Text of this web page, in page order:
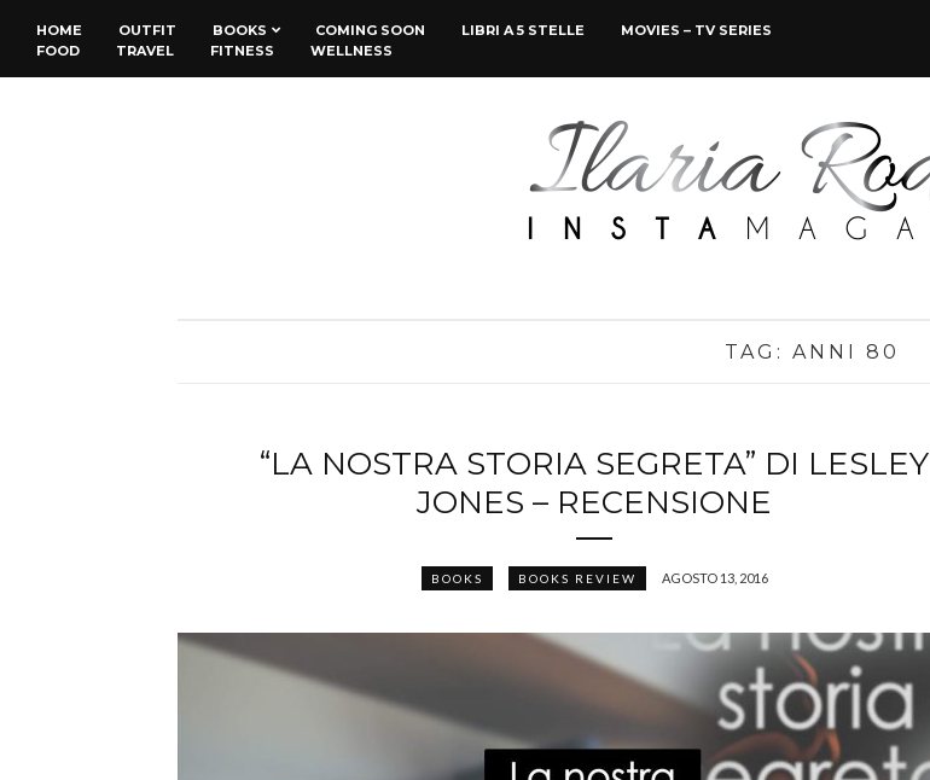
HOME OUTFIT BOOKS COMING SOON LIBRI A 5 STELLE
MOVIES – TV SERIES
FOOD
TRAVEL FITNESS WELLNESS
TAG: ANNI 80
“LA NOSTRA STORIA SEGRETA” DI LESLEY
JONES – RECENSIONE
BOOKS BOOKS REVIEW AGOSTO 13, 2016